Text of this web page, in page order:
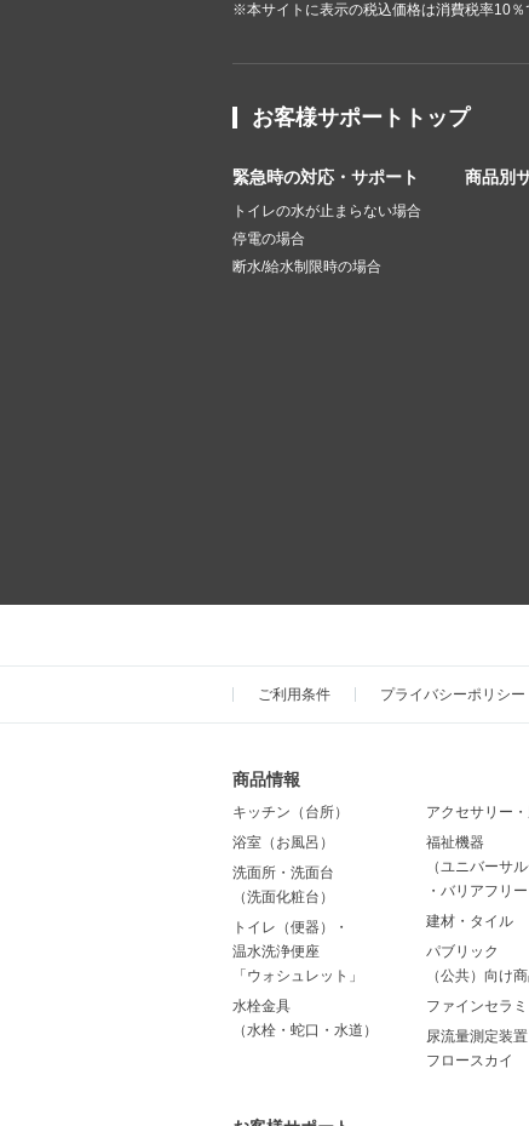
※本サイトに表示の税込価格は消費税率10％
お客様サポートトップ
緊急時の対応・サポート
トイレの水が止まらない場合
停電の場合
断水/給水制限時の場合
商品別
ご利用条件 プライバシーポリシー
商品情報
キッチン（台所）
浴室（お風呂）
洗面所・洗面台
（洗面化粧台）
トイレ（便器）・
温水洗浄便座
「ウォシュレット」
水栓金具
（水栓・蛇口・水道）
アクセサリー
福祉機器
（ユニバーサ
・バリアフリー
建材・タイル
パブリック
（公共）向け
ファインセラ
尿流量測定装置
フロースカイ